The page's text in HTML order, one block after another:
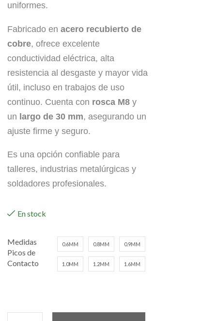
uniformes.
Fabricado en acero recubierto de
cobre, ofrece excelente
conductividad eléctrica, alta
resistencia al desgaste y mayor vida
útil, incluso en trabajos de uso
continuo. Cuenta con rosca M8 y
un largo de 30 mm, asegurando un
ajuste firme y seguro.
Es una opción confiable para
talleres, industrias metalúrgicas y
soldadores profesionales.
En stock
Medidas
Picos de
Contacto
0.6MM 0.8MM 0.9MM
1.0MM 1.2MM 1.6MM